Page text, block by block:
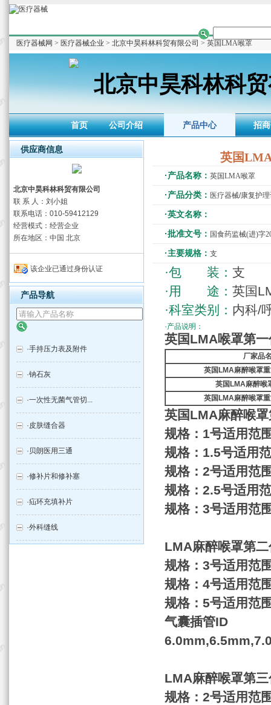
医疗器械网 > 医疗器械企业 > 北京中昊科林科贸有限公司 > 英国LMA喉罩
北京中昊科林科
首页 公司介绍 产品中心 招
英国
·产品名称： 英国LMA喉罩
·产品分类： 医疗器械/康复护
·英文名称：
·批准文号： 国食药监械(进)字
·主要规格： 支
·包 装： 支
·用 途： 英国
·科室类别： 内科/
·产品说明：
英国LMA喉罩第
厂家品
英国 LMA麻醉喉罩
英国 LMA麻醉喉
英国 LMA麻醉喉罩
英国LMA麻醉喉
规格： 1号适用范
规格： 1.5号适用
规格： 2号适用范
规格： 2.5号适用
规格： 3号适用范
LMA麻醉喉罩第
规格： 3号适用范
规格： 4号适用范
规格： 5号适用范
气囊插管ID
LMA麻醉喉罩第
规格： 2号适用范
供应商信息
北京中昊科林科贸有限公司
联 系 人：刘小姐
联系电话：010-59412129
经营模式：经营企业
所在地区：中国 北京
该企业已通过身份认证
产品导航
·手持压力表及附件
·钠石灰
·一次性无菌气管切...
·皮肤缝合器
· 贝朗医用三通
·修补片和修补塞
·疝环充填补片
·外科缝线